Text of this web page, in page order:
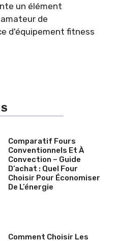
un élément
de
d'équipement fitness
Comparatif Fours
Conventionnels Et À
Convection – Guide
D’achat : Quel Four
Choisir Pour Économiser
De L’énergie
Comment Choisir Les